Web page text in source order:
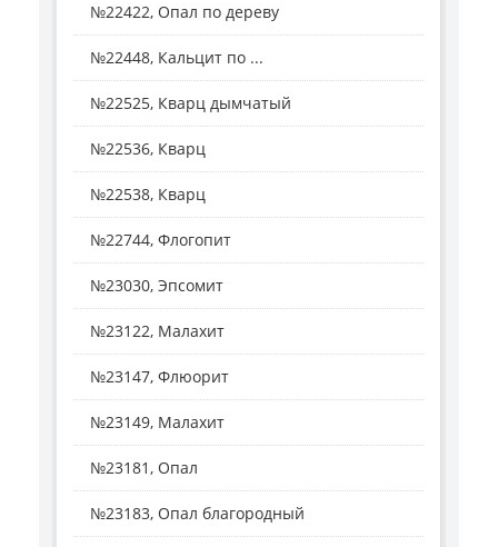
№22422, Опал по дереву
№22448, Кальцит по ...
№22525, Кварц дымчатый
№22536, Кварц
№22538, Кварц
№22744, Флогопит
№23030, Эпсомит
№23122, Малахит
№23147, Флюорит
№23149, Малахит
№23181, Опал
№23183, Опал благородный